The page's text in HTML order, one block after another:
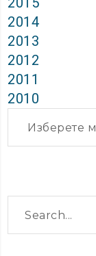
2014
2013
2012
2011
2010